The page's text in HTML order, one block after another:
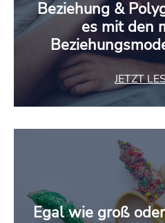
Beziehung &
es mit den
JETZT
Egal wie groß